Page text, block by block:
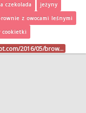
czekolada
jeżyny
z owocami leśnymi
cookietki
2016/05/brow…